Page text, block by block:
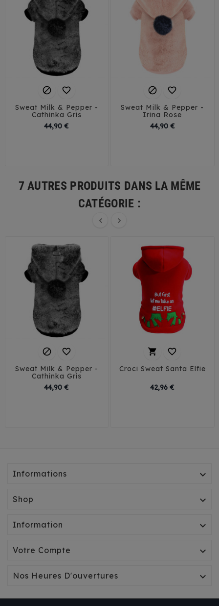
 
Sweat Milk & Pepper -
Cathinka Gris
44,90 €
 
Sweat Milk & Pepper -
Irina Rose
44,90 €Prix
7 AUTRES PRODUITS DANS LA MÊME
CATÉGORIE :
 
 
Sweat Milk & Pepper -
Cathinka Gris
44,90 €
 
Croci Sweat Santa Elfie
42,96 €
Informations 
Shop 
Information 
Votre Compte 
Nos Heures D'ouvertures 